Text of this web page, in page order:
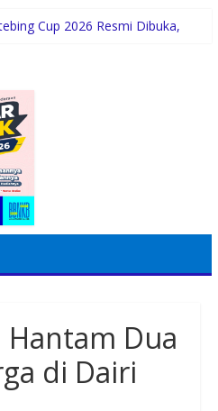
Cup 2026 Resmi Dibuka,
Madina Diduga Telan Korban
BRI BO Jatinegara Hadirkan
Lingkungan Kantor
Hadiri Peresmian
RI
Rambut dan Kulit Kepala
Ronaldo
Dua
di Dairi